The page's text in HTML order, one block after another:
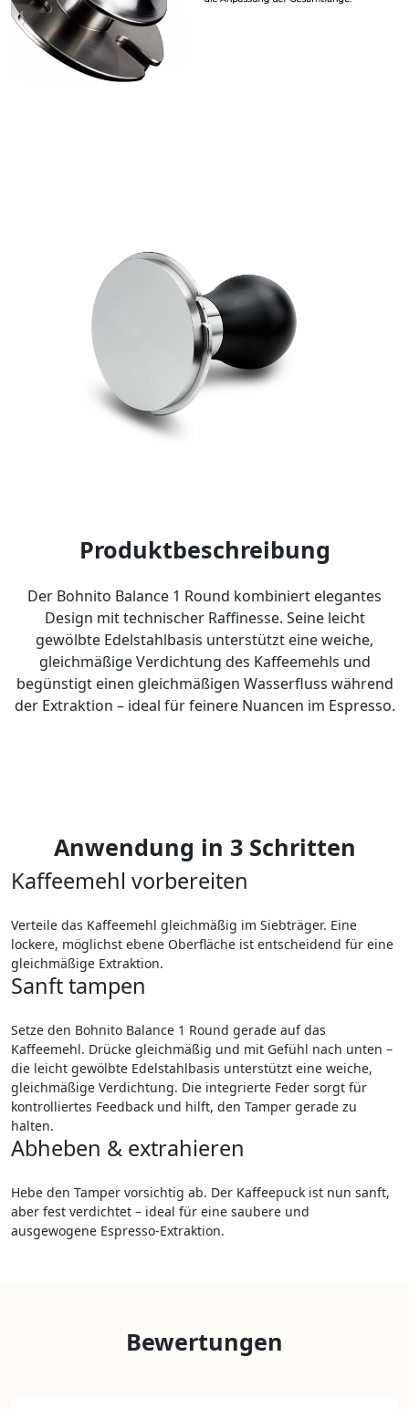
Produktbeschreibung
Der Bohnito Balance 1 Round kombiniert elegantes
Design mit technischer Raffinesse. Seine leicht
gewölbte Edelstahlbasis unterstützt eine weiche,
gleichmäßige Verdichtung des Kaffeemehls und
begünstigt einen gleichmäßigen Wasserfluss während
der Extraktion – ideal für feinere Nuancen im Espresso.
Anwendung in 3 Schritten
Kaffeemehl vorbereiten
Verteile das Kaffeemehl gleichmäßig im Siebträger. Eine
lockere, möglichst ebene Oberfläche ist entscheidend für eine
gleichmäßige Extraktion.
Sanft tampen
Setze den Bohnito Balance 1 Round gerade auf das
Kaffeemehl. Drücke gleichmäßig und mit Gefühl nach unten –
die leicht gewölbte Edelstahlbasis unterstützt eine weiche,
gleichmäßige Verdichtung. Die integrierte Feder sorgt für
kontrolliertes Feedback und hilft, den Tamper gerade zu
halten.
Abheben & extrahieren
Hebe den Tamper vorsichtig ab. Der Kaffeepuck ist nun sanft,
aber fest verdichtet – ideal für eine saubere und
ausgewogene Espresso-Extraktion.
Bewertungen